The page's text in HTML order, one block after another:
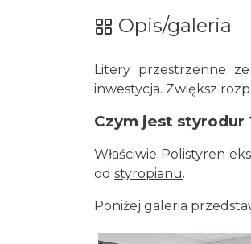
Opis/galeria
Litery przestrzenne
inwestycja. Zwiększ
Czym jest styrodur
Właściwie Polistyren
od styropianu.
Poniżej galeria